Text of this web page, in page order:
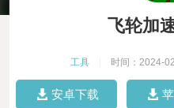
飞轮加
工具 时间：2024-
安卓下载